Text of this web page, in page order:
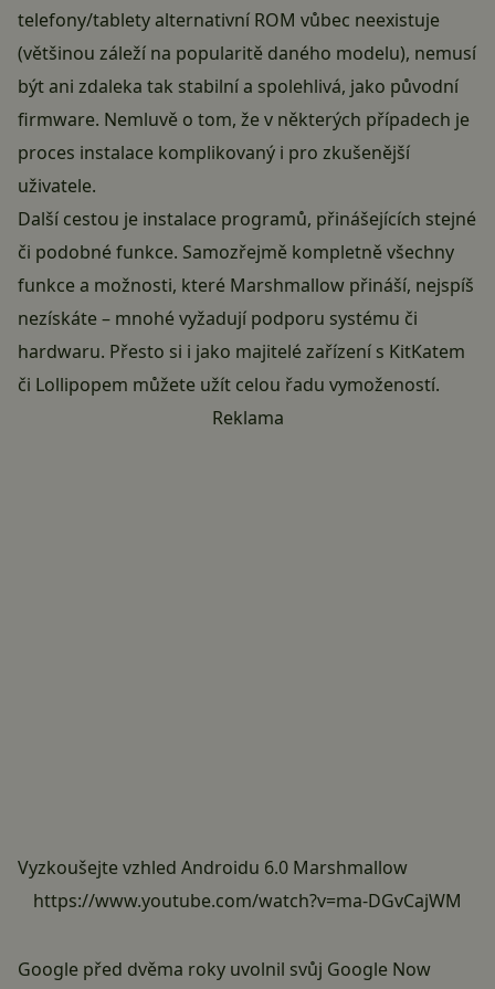
telefony/tablety alternativní ROM vůbec neexistuje
(většinou záleží na popularitě daného modelu), nemusí
být ani zdaleka tak stabilní a spolehlivá, jako původní
firmware. Nemluvě o tom, že v některých případech je
proces instalace komplikovaný i pro zkušenější
uživatele.
Další cestou je instalace programů, přinášejících stejné
či podobné funkce. Samozřejmě kompletně všechny
funkce a možnosti, které Marshmallow přináší, nejspíš
nezískáte – mnohé vyžadují podporu systému či
hardwaru. Přesto si i jako majitelé zařízení s KitKatem
či Lollipopem můžete užít celou řadu vymožeností.
Reklama
Vyzkoušejte vzhled Androidu 6.0 Marshmallow
https://www.youtube.com/watch?v=ma-DGvCajWM
Google před dvěma roky uvolnil svůj Google Now